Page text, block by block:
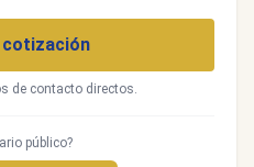
de contacto directos.
público?